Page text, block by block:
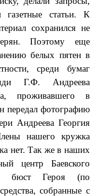
статьи. К
сохранился не
Поэтому еще
белых пятен в
среди бумаг
Г.Ф. Андреева
проживавшего в
передал фотографию
Андреева Георгия
нашего кружка
нет. Так же в наших
центр Баевского
бюст Героя (по
собранные с